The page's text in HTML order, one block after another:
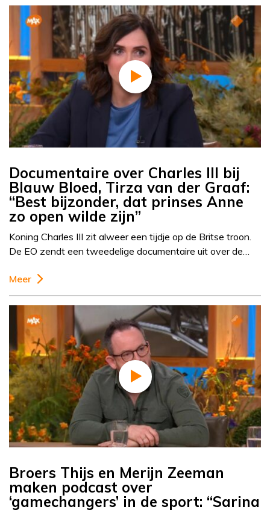
Documentaire over Charles III bij
Blauw Bloed, Tirza van der Graaf:
“Best bijzonder, dat prinses Anne
zo open wilde zijn”
Koning Charles III zit alweer een tijdje op de Britse troon.
De EO zendt een tweedelige documentaire uit over de…
Meer
Broers Thijs en Merijn Zeeman
maken podcast over
‘gamechangers’ in de sport: “Sarina